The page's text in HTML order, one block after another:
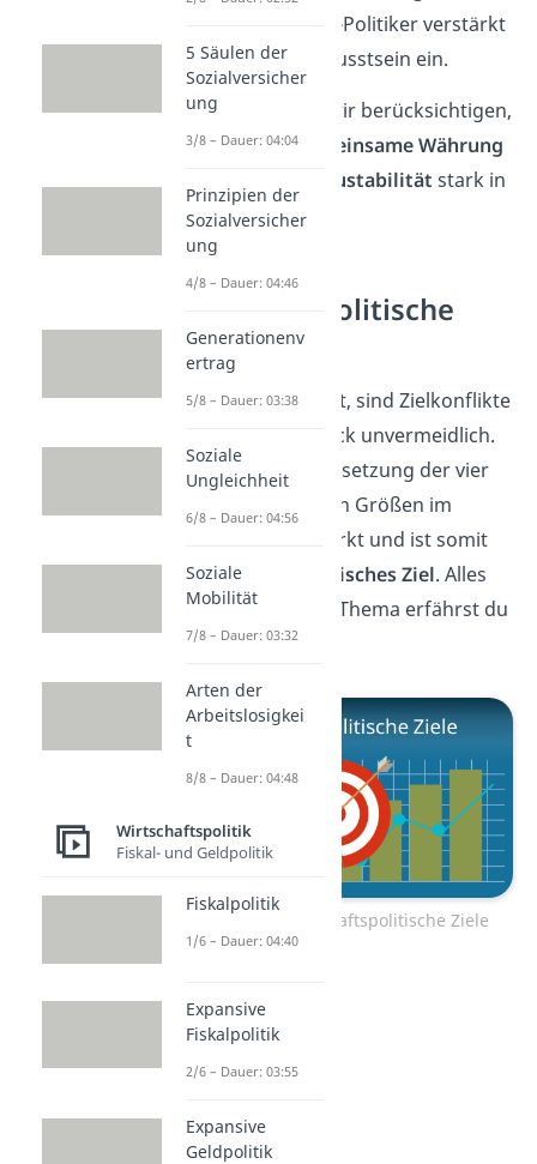
setzt sich ein Grüne-Politiker verstärkt
für das Umweltbewusstsein ein.
In
Europa
müssen wir berücksichtigen,
dass durch diegemeinsame Währung
Preisniveaustabilitätstark in
den Fokus rückt.
Wirtschaftspolitische
Ziele
Wie du gemerkt hast, sind Zielkonflikte
im magischen Viereck unvermeidlich.
Trotzdem ist die Umsetzung der vier
volkswirtschaftlichen Größen im
Grundgesetz vermerkt und ist somit
wirtschaftspolitisches Ziel. Alles
Wichtige zu diesem Thema erfährst du
hier.
Zum Video: Wirtschaftspolitische Ziele
5 Säulen der
Sozialversicher
ung
3/8 – Dauer: 04:04
Prinzipien der
Sozialversicher
ung
4/8 – Dauer: 04:46
Generationenv
ertrag
5/8 – Dauer: 03:38
Soziale
Ungleichheit
6/8 – Dauer: 04:56
Soziale
Mobilität
7/8 – Dauer: 03:32
Arten der
Arbeitslosigkei
t
8/8 – Dauer: 04:48
Wirtschaftspolitik
Fiskal- und Geldpolitik
Fiskalpolitik
1/6 – Dauer: 04:40
Expansive
Fiskalpolitik
2/6 – Dauer: 03:55
Expansive
Geldpolitik